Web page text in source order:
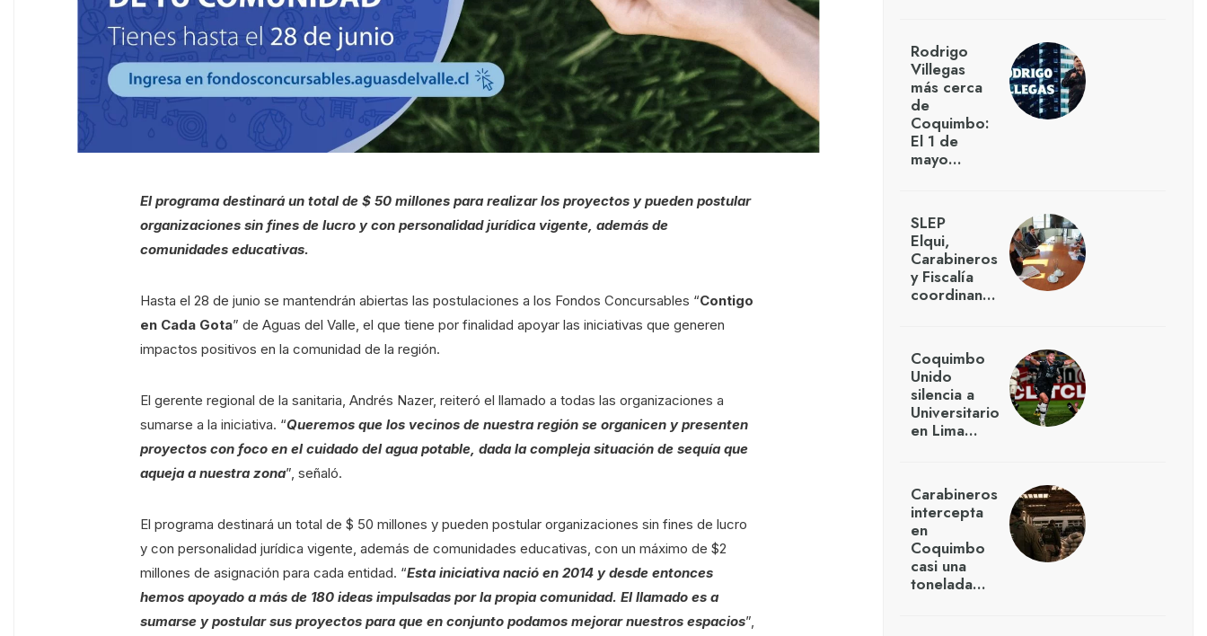
El programa destinará un total de $ 50 millones para realizar los proyectos y pueden postular
organizaciones sin fines de lucro y con personalidad jurídica vigente, además de
comunidades educativas.
Hasta el 28 de junio se mantendrán abiertas las postulaciones a los Fondos Concursables “Contigo
en Cada Gota” de Aguas del Valle, el que tiene por finalidad apoyar las iniciativas que generen
impactos positivos en la comunidad de la región.
El gerente regional de la sanitaria, Andrés Nazer, reiteró el llamado a todas las organizaciones a
sumarse a la iniciativa. “Queremos que los vecinos de nuestra región se organicen y presenten
proyectos con foco en el cuidado del agua potable, dada la compleja situación de sequía que
aqueja a nuestra zona”, señaló.
El programa destinará un total de $ 50 millones y pueden postular organizaciones sin fines de lucro
y con personalidad jurídica vigente, además de comunidades educativas, con un máximo de $2
millones de asignación para cada entidad. “Esta iniciativa nació en 2014 y desde entonces
hemos apoyado a más de 180 ideas impulsadas por la propia comunidad. El llamado es a
sumarse y postular sus proyectos para que en conjunto podamos mejorar nuestros espacios”,
Rodrigo
Villegas
más cerca
de
Coquimbo:
El 1 de
mayo…
SLEP
Elqui,
Carabineros
y Fiscalía
coordinan…
Coquimbo
Unido
silencia a
Universitario
en Lima…
Carabineros
intercepta
en
Coquimbo
casi una
tonelada…